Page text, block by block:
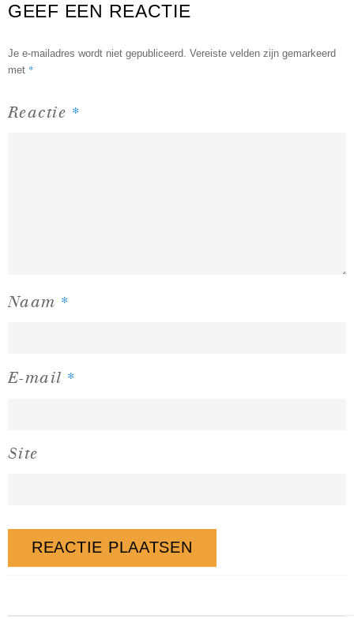
GEEF EEN REACTIE
Je e-mailadres wordt niet gepubliceerd. Vereiste velden zijn gemarkeerd
met *
Reactie *
Naam *
E-mail *
Site